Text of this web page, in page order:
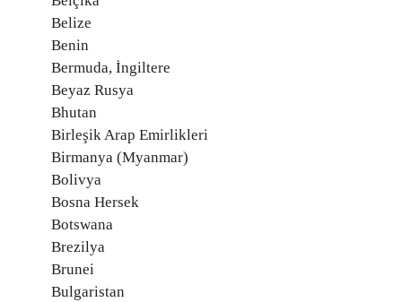
Belize
Benin
Bermuda, İngiltere
Beyaz Rusya
Bhutan
Birleşik Arap Emirlikleri
Birmanya (Myanmar)
Bolivya
Bosna Hersek
Botswana
Brezilya
Brunei
Bulgaristan